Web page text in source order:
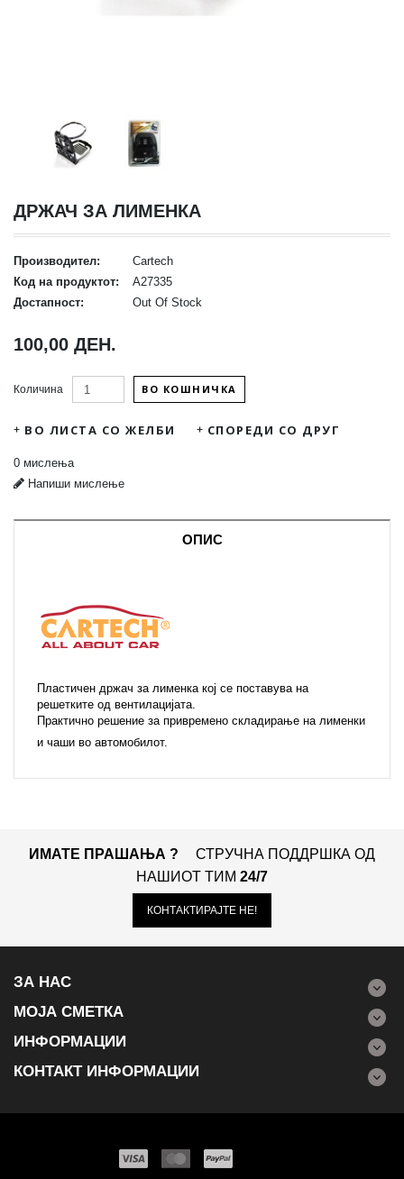
ДРЖАЧ ЗА ЛИМЕНКА
Производител:
Cartech
Код на продуктот:
A27335
Достапност:
Out Of Stock
100,00 ДЕН.
Количина ВО КОШНИЧКА
ВО ЛИСТА СО ЖЕЛБИ СПОРЕДИ СО ДРУГ
0 мислења
Напиши мислење
ОПИС
Пластичен држач за лименка кој се поставува на
решетките од вентилацијата.
Практично решение за привремено складирање на лименки
и чаши во автомобилот.
ИМАТЕ ПРАШАЊА ?
СТРУЧНА ПОДДРШКА ОД
НАШИОТ ТИМ 24/7
КОНТАКТИРАЈТЕ НЕ!
ЗА НАС
МОЈА СМЕТКА
ИНФОРМАЦИИ
КОНТАКТ ИНФОРМАЦИИ